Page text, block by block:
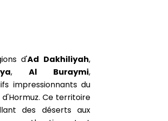
d'Ad Dakhiliyah,
, Al Buraymi,
impressionnants du
Ce territoire
des déserts aux